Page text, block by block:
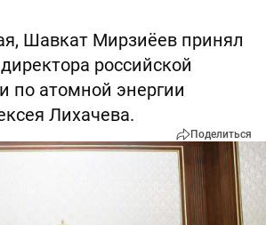
Шавкат Мирзиёев принял
российской
по атомной энергии
Лихачева.
Поделиться